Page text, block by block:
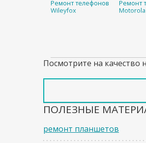
Ремонт телефонов
Wileyfox
Ремонт
Motorola
Посмотрите на качество
ПОЛЕЗНЫЕ
ремонт планшетов